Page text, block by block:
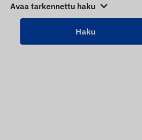
Avaa tarkennettu haku